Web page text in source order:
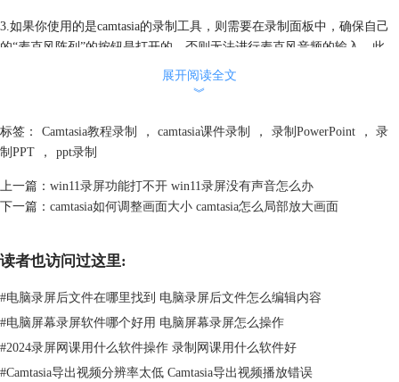
3.如果你使用的是camtasia的录制工具，则需要在录制面板中，确保自己
的“麦克风阵列”的按钮是打开的，否则无法进行麦克风音频的输入。此
外，还需要确保你的“系统音频”按钮开启，这样ppt中播放的视频、音频
如果完成以上检查后，录制ppt时还是没有声音，那么需要检查你电脑的
二、ppt录制后怎么导出视频
完成ppt的录制后，我们需要将录制的素材保存为我们需要的格式。这里
给大家提供两种导出视频的方式。
展开阅读全文
︾
标签： Camtasia教程录制 ， camtasia课件录制 ， 录制PowerPoint ，
录
制PPT
， ppt录制
上一篇： win11录屏功能打不开 win11录屏没有声音怎么办
下一篇： camtasia如何调整画面大小 camtasia怎么局部放大画面
读者也访问过这里:
#电脑录屏后文件在哪里找到 电脑录屏后文件怎么编辑内容
#电脑屏幕录屏软件哪个好用 电脑屏幕录屏怎么操作
#2024录屏网课用什么软件操作 录制网课用什么软件好
#Camtasia导出视频分辨率太低 Camtasia导出视频播放错误